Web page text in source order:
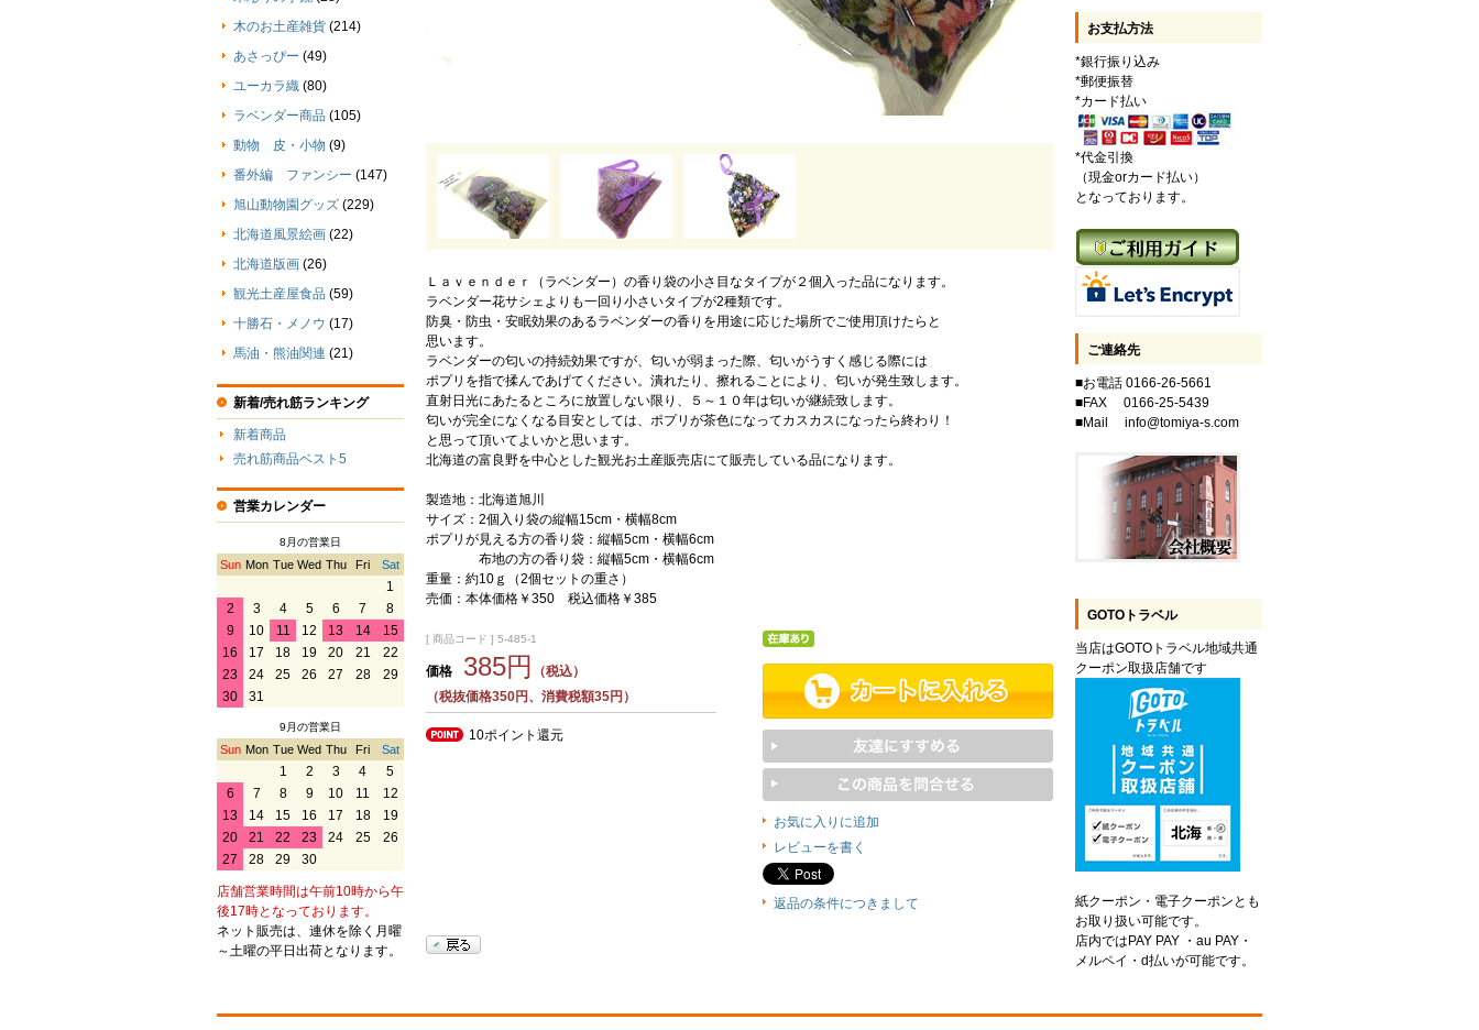
Ｌａｖｅｎｄｅｒ（ラベンダー）の香り袋の小さ目なタイプが２個入った品になります。
ラベンダー花サシェよりも一回り小さいタイプが2種類です。
防臭・防虫・安眠効果のあるラベンダーの香りを用途に応じた場所でご使用頂けたらと
思います。
ラベンダーの匂いの持続効果ですが、匂いが弱まった際、匂いがうすく感じる際には
ポプリを指で揉んであげてください。潰れたり、擦れることにより、匂いが発生致します。
直射日光にあたるところに放置しない限り、５～１０年は匂いが継続致します。
匂いが完全になくなる目安としては、ポプリが茶色になってカスカスになったら終わり！
と思って頂いてよいかと思います。
北海道の富良野を中心とした観光お土産販売店にて販売している品になります。
製造地：北海道旭川
サイズ：2個入り袋の縦幅15cm・横幅8cm
ポプリが見える方の香り袋：縦幅5cm・横幅6cm
布地の方の香り袋：縦幅5cm・横幅6cm
重量：約10ｇ（2個セットの重さ）
売価：本体価格￥350 税込価格￥385
[ 商品コード ] 5-485-1
価格 385円
（税込）
（税抜価格350円、消費税額35円）
10ポイント還元
お気に入りに追加
レビューを書く
返品の条件につきまして
木のお土産雑貨 (214)
あさっぴー (49)
ユーカラ織 (80)
ラベンダー商品 (105)
動物 皮・小物 (9)
番外編 ファンシー (147)
旭山動物園グッズ (229)
北海道風景絵画 (22)
北海道版画 (26)
観光土産屋食品 (59)
十勝石・メノウ (17)
馬油・熊油関連 (21)
新着/売れ筋ランキング
新着商品
売れ筋商品ベスト5
営業カレンダー
8月の営業日
Sun Mon Tue Wed Thu Fri Sat
1
2
3 4 5 6 7
8
9
10 11 12 13 14
15
16
17 18 19 20 21
22
23
24 25 26 27 28
29
30
31
9月の営業日
Sun Mon Tue Wed Thu Fri Sat
1 2 3 4
5
6
7 8 9 10 11
12
13
14 15 16 17 18
19
20
21 22 23 24 25
26
27
28 29 30
店舗営業時間は午前10時から午
後17時となっております。
ネット販売は、連休を除く月曜
～土曜の平日出荷となります。
お支払方法
*銀行振り込み
*郵便振替
*カード払い
*代金引換
（現金orカード払い）
となっております。
ご連絡先
■お電話 0166-26-5661
■FAX 0166-25-5439
■Mail info@tomiya-s.com
GOTOトラベル
当店はGOTOトラベル地域共通
クーポン取扱店舗です
紙クーポン・電子クーポンとも
お取り扱い可能です。
店内ではPAY PAY ・au PAY・
メルペイ・d払いが可能です。